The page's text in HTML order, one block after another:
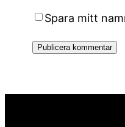
Spara mitt